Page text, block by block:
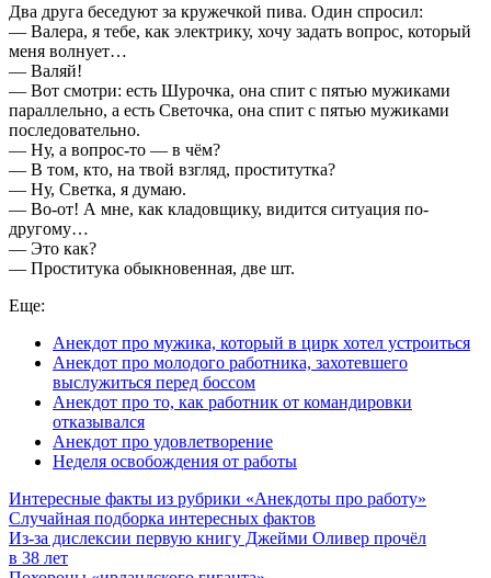
Два друга беседуют за кружечкой пива. Один спросил:
— Валера, я тебе, как электрику, хочу задать вопрос, который
меня волнует…
— Валяй!
— Вот смотри: есть Шурочка, она спит с пятью мужиками
параллельно, а есть Светочка, она спит с пятью мужиками
последовательно.
— Ну, а вопрос-то — в чём?
— В том, кто, на твой взгляд, проститутка?
— Ну, Светка, я думаю.
— Во-от! А мне, как кладовщику, видится ситуация по-
другому…
— Это как?
— Проститука обыкновенная, две шт.
Еще:
Анекдот про мужика, который в цирк хотел устроиться
Анекдот про молодого работника, захотевшего
выслужиться перед боссом
Анекдот про то, как работник от командировки
отказывался
Анекдот про удовлетворение
Неделя освобождения от работы
Интересные факты из рубрики «Анекдоты про работу»
Случайная подборка интересных фактов
Из-за дислексии первую книгу Джейми Оливер прочёл
в 38 лет